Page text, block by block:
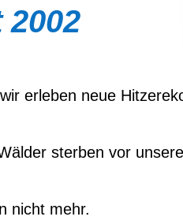
erleben neue
sterben vor
nicht mehr.